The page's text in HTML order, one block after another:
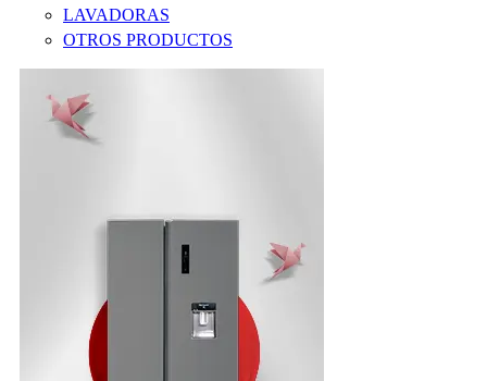
LAVADORAS
OTROS PRODUCTOS